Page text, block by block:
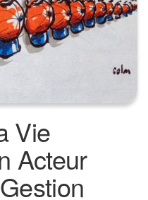
Vie
Acteur